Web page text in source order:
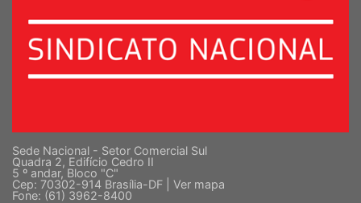
Sede Nacional - Setor Comercial Sul
Quadra 2, Edifício Cedro II
5 º andar, Bloco "C"
Cep: 70302-914 Brasília-DF | Ver mapa
Fone: (61) 3962-8400